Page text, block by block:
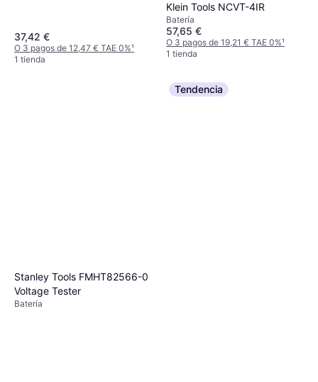
37,42 €
O 3 pagos de 12,47 € TAE 0%¹
1 tienda
Klein Tools NCVT-4IR
Batería
57,65 €
O 3 pagos de 19,21 € TAE 0%¹
1 tienda
Stanley Tools FMHT82566-0
Voltage Tester
Batería
Tendencia